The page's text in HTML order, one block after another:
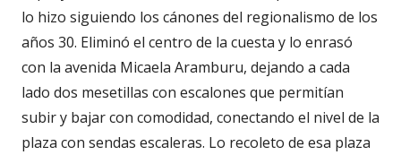
lo hizo siguiendo los cánones del regionalismo de los
años 30. Eliminó el centro de la cuesta y lo enrasó
con la avenida Micaela Aramburu, dejando a cada
lado dos mesetillas con escalones que permitían
subir y bajar con comodidad, conectando el nivel de la
plaza con sendas escaleras. Lo recoleto de esa plaza